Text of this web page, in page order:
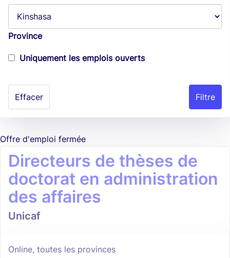
Province
Uniquement les emplois ouverts
Effacer
Offre d'emploi fermée
Directeurs de thèses de
doctorat en administration
des affaires
Unicaf
Online, toutes les provinces